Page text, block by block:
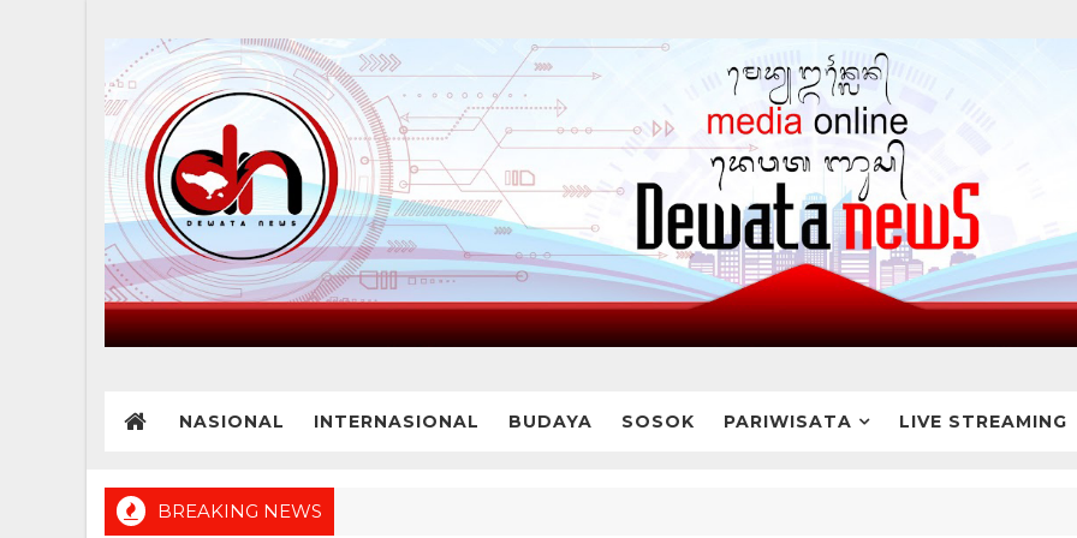
NASIONAL INTERNASIONAL BUDAYA SOSOK PARIWISATA LIVE STREAMING
BREAKING NEWS